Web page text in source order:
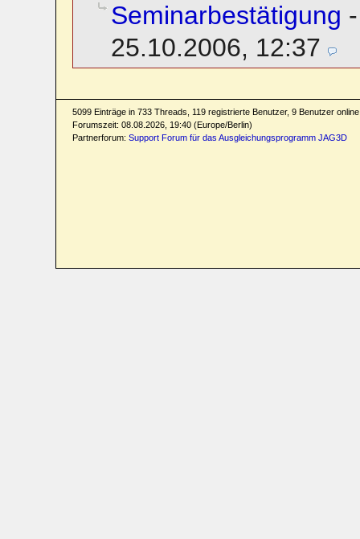
Seminarbestätigung
25.10.2006, 12:37
5099 Einträge in 733 Threads, 119 registrierte Benutzer, 9 Benutzer
Forumszeit: 08.08.2026, 19:40 (Europe/Berlin)
Partnerforum: Support Forum für das Ausgleichungsprogramm JAG3D